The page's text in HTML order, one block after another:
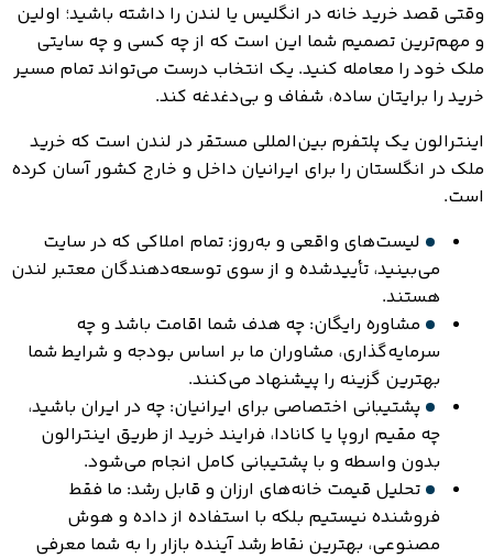
وقتی قصد خرید خانه در انگلیس یا لندن را داشته باشید؛ اولین
و مهم‌ترین تصمیم شما این است که از چه کسی و چه سایتی
ملک خود را معامله کنید. یک انتخاب درست می‌تواند تمام مسیر
خرید را برایتان ساده، شفاف و بی‌دغدغه کند.
اینترالون یک پلتفرم بین‌المللی مستقر در لندن است که خرید
ملک در انگلستان را برای ایرانیان داخل و خارج کشور آسان کرده
است.
لیست‌های واقعی و به‌روز: تمام املاکی که در سایت
می‌بینید، تأییدشده و از سوی توسعه‌دهندگان معتبر لندن
هستند.
مشاوره رایگان: چه هدف شما اقامت باشد و چه
سرمایه‌گذاری، مشاوران ما بر اساس بودجه و شرایط شما
بهترین گزینه را پیشنهاد می‌کنند.
پشتیبانی اختصاصی برای ایرانیان: چه در ایران باشید،
چه مقیم اروپا یا کانادا، فرایند خرید از طریق اینترالون
بدون واسطه و با پشتیبانی کامل انجام می‌شود.
تحلیل قیمت خانه‌های ارزان و قابل رشد: ما فقط
فروشنده نیستیم بلکه با استفاده از داده و هوش
مصنوعی، بهترین نقاط رشد آینده بازار را به شما معرفی